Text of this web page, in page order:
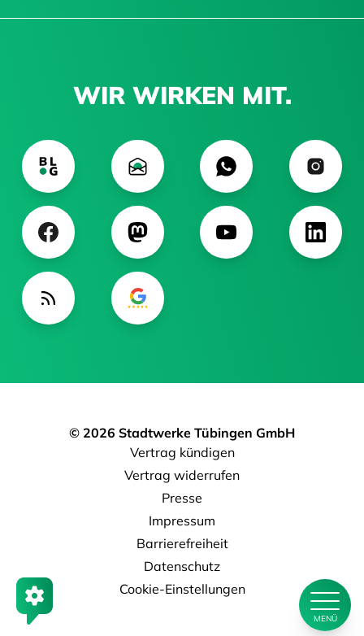
WIR WIRKEN MIT.
© 2026 Stadtwerke Tübingen GmbH
Vertrag kündigen
Vertrag widerrufen
Presse
Impressum
Barrierefreiheit
Datenschutz
Cookie-Einstellungen
MENÜ